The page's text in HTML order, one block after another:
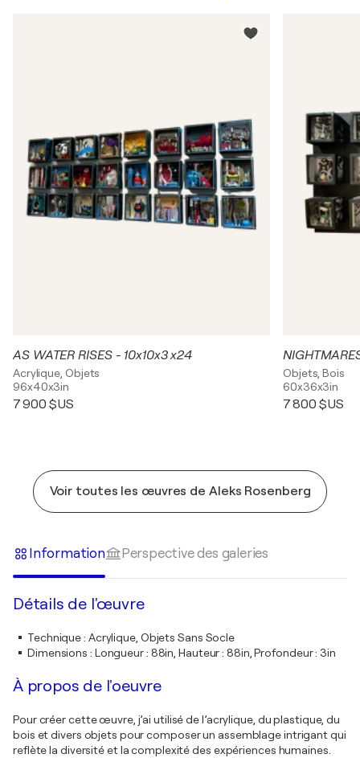
AS WATER RISES - 10x10x3 x24
Acrylique, Objets
96x40x3in
7 900 $US
Objets, Bois
60x36x3in
7 800 $US
Voir toutes les œuvres de Aleks Rosenberg
Information Perspective des galeries
Détails de l'œuvre
Technique: Acrylique, Objets Sans Socle
Dimensions : Longueur : 88in, Hauteur : 88in, Profondeur : 3in
À propos de l'oeuvre
Pour créer cette œuvre, j’ai utilisé de l’acrylique, du plastique, du
bois et divers objets pour composer un assemblage intrigant qui
reflète la diversité et la complexité des expériences humaines.